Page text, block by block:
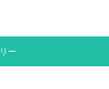
ー